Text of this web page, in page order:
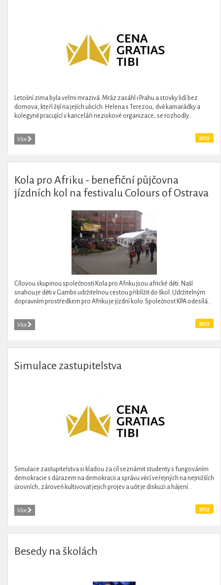
Letošní zima byla velmi mrazivá. Mráz zasáhl i Prahu a stovky lidí bez
domova, kteří žijí na jejích ulicích. Helena s Terezou, dvě kamarádky a
kolegyně pracující v kanceláři neziskové organizace, se rozhodly...
Více 2017
Kola pro Afriku - benefiční půjčovna
jízdních kol na festivalu Colours of Ostrava
Cílovou skupinou společnosti Kola pro Afriku jsou africké děti. Naší
snahou je děti v Gambii udržitelnou cestou přiblížit do škol. Udržitelným
dopravním prostředkem pro Afriku je jízdní kolo. Společnost KPA odesílá...
Více 2017
Simulace zastupitelstva
Simulace zastupitelstva si kladou za cíl seznámit studenty s fungováním
demokracie s důrazem na demokracii a správu věcí veřejných na nejnižších
úrovních, zároveň kultivovat jejich projev a učit je diskuzi a hájení...
Více 2017
Besedy na školách